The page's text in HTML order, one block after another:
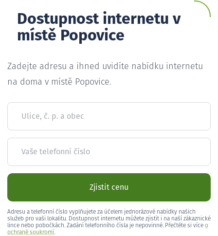
Dostupnost internetu v
místě Popovice
Zadejte adresu a ihned uvidíte nabídku internetu
na doma v místě Popovice.
Ulice, č. p. a obec
Vaše telefonní číslo
Zjistit cenu
Adresu a telefonní číslo vyplňujete za účelem jednorázové nabídky našich
služeb pro vaši lokalitu. Dostupnost internetu můžete zjistit i na naší zákaznické
lince nebo pobočkách. Zadání telefonního čísla je nepovinné. Přečtěte si více o
ochraně soukromí.